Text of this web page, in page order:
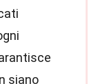
siano